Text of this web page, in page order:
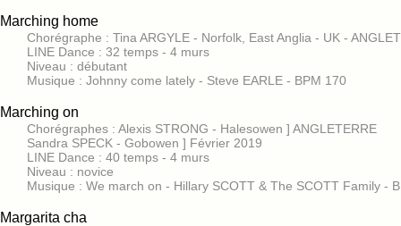
Marching home
Chorégraphe : Tina ARGYLE - Norfolk, East Anglia - UK -
LINE Dance : 32 temps - 4 murs
Niveau : débutant
Musique : Johnny come lately - Steve EARLE - BPM 170
Marching on
Chorégraphes : Alexis STRONG - Halesowen ] ANGLETERRE
Sandra SPECK - Gobowen ] Février 2019
LINE Dance : 40 temps - 4 murs
Niveau : novice
Musique : We march on - Hillary SCOTT & The SCOTT Family -
Margarita cha